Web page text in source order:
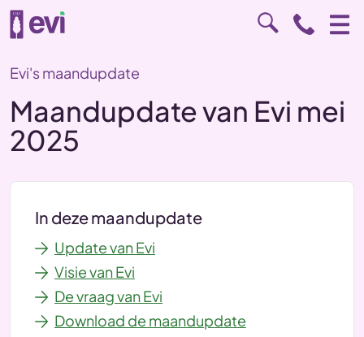
Evi's maandupdate
Maandupdate van Evi mei
2025
In deze maandupdate
Update van Evi
Visie van Evi
De vraag van Evi
Download de maandupdate